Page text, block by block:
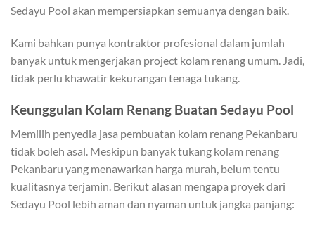
Sedayu Pool akan mempersiapkan semuanya dengan baik.
Kami bahkan punya kontraktor profesional dalam jumlah
banyak untuk mengerjakan project kolam renang umum. Jadi,
tidak perlu khawatir kekurangan tenaga tukang.
Keunggulan Kolam Renang Buatan Sedayu Pool
Memilih penyedia jasa pembuatan kolam renang Pekanbaru
tidak boleh asal. Meskipun banyak tukang kolam renang
Pekanbaru yang menawarkan harga murah, belum tentu
kualitasnya terjamin. Berikut alasan mengapa proyek dari
Sedayu Pool lebih aman dan nyaman untuk jangka panjang: